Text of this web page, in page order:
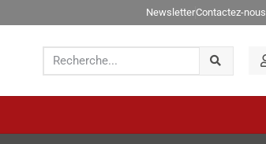
NewsletterContactez-nous